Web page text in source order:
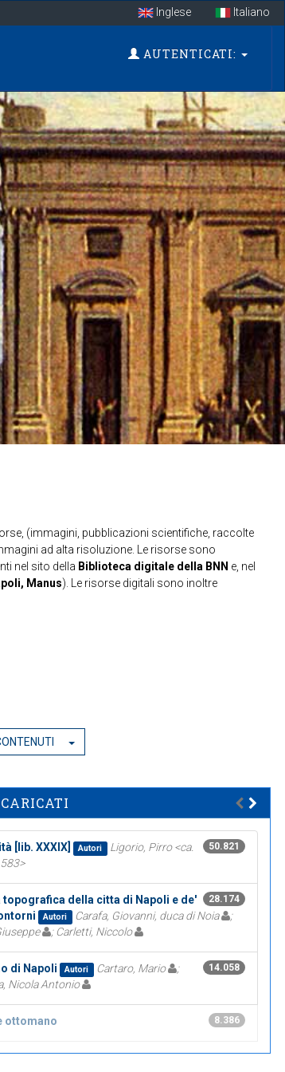
Inglese Italiano
AUTENTICATI:
(immagini, pubblicazioni scientifiche, raccolte
ad alta risoluzione. Le risorse sono
nel sito della Biblioteca digitale della BNN e, nel
Manus). Le risorse digitali sono inoltre
50.821
[lib. XXXIX] Autori
Ligorio, Pirro <ca.
28.174
topografica della citta di Napoli e de'
Autori Carafa, Giovanni, duca di Noia
;
; Carletti, Niccolo
14.058
di Napoli Autori Cartaro, Mario
;
Nicola Antonio
8.386
ottomano